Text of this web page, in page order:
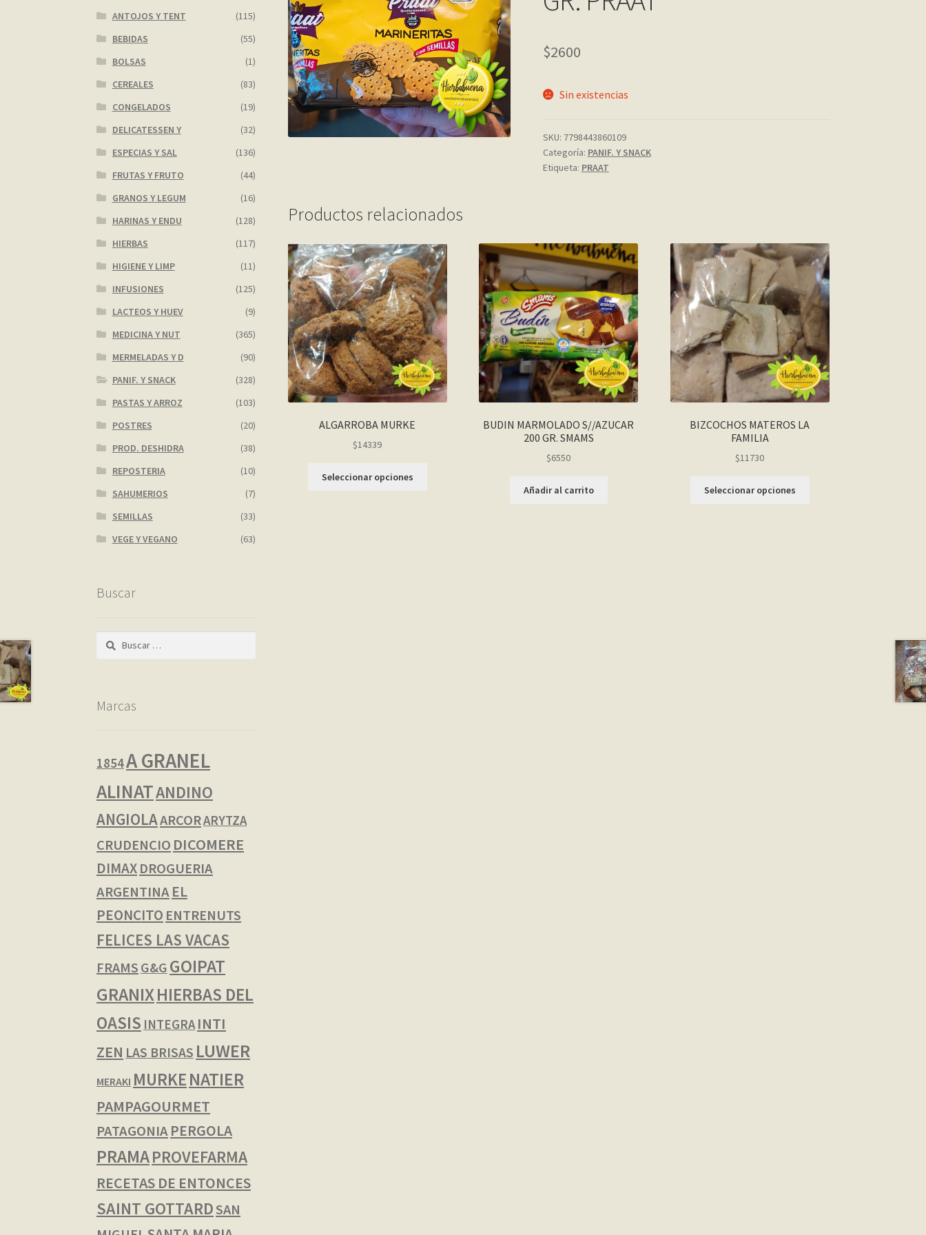
$2600
Sin existencias
SKU: 7798443860109
Categoría: PANIF. Y SNACK
Etiqueta: PRAAT
Productos relacionados
ALGARROBA MURKE
$14339
Seleccionar opciones
BUDIN MARMOLADO S//AZUCAR
200 GR. SMAMS
$6550
Añadir al carrito
BIZCOCHOS MATEROS LA
FAMILIA
$11730
Seleccionar opciones
ANTOJOS Y TENT
(115)
BEBIDAS
(55)
BOLSAS
(1)
CEREALES
(83)
CONGELADOS
(19)
DELICATESSEN Y
(32)
ESPECIAS Y SAL
(136)
FRUTAS Y FRUTO
(44)
GRANOS Y LEGUM
(16)
HARINAS Y ENDU
(128)
HIERBAS
(117)
HIGIENE Y LIMP
(11)
INFUSIONES
(125)
LACTEOS Y HUEV
(9)
MEDICINA Y NUT
(365)
MERMELADAS Y D
(90)
PANIF. Y SNACK
(328)
PASTAS Y ARROZ
(103)
POSTRES
(20)
PROD. DESHIDRA
(38)
REPOSTERIA
(10)
SAHUMERIOS
(7)
SEMILLAS
(33)
VEGE Y VEGANO
(63)
Buscar
Buscar:
Marcas
1854A GRANEL
ALINATANDINO
ANGIOLAARCORARYTZA
CRUDENCIO DICOMERE
DIMAXDROGUERIA
ARGENTINAEL
PEONCITO ENTRENUTS
FELICES LAS VACAS
FRAMS G&G GOIPAT
GRANIXHIERBAS DEL
OASIS INTEGRA INTI
ZEN LAS BRISAS LUWER
MERAKI MURKENATIER
PAMPAGOURMET
PATAGONIAPERGOLA
PRAMAPROVEFARMA
RECETAS DE ENTONCES
SAINT GOTTARDSAN